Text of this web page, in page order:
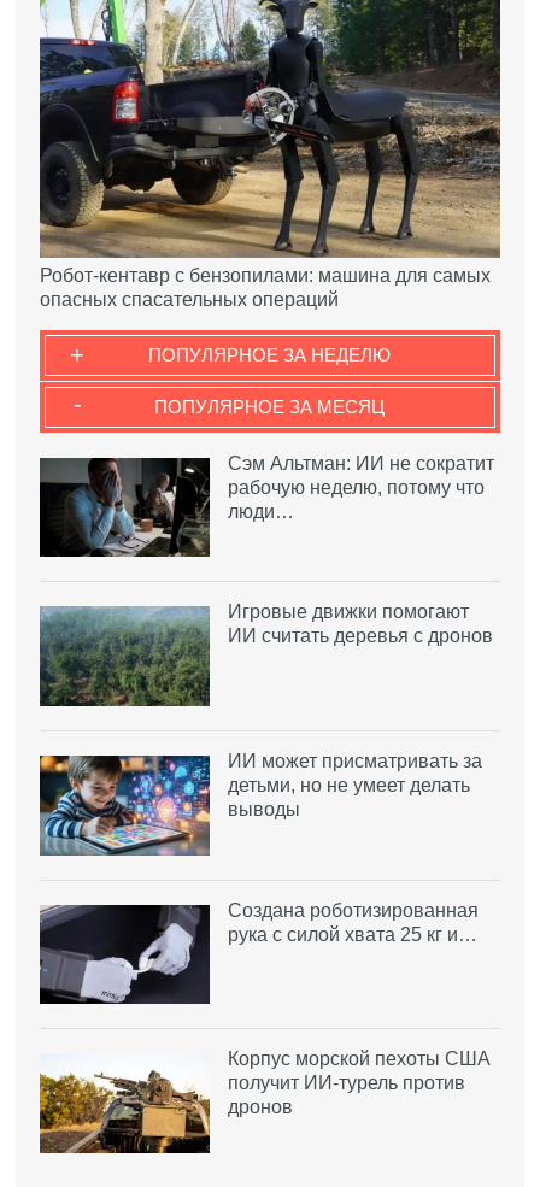
Робот-кентавр с бензопилами: машина для самых
опасных спасательных операций
ПОПУЛЯРНОЕ ЗА НЕДЕЛЮ
+
ПОПУЛЯРНОЕ ЗА МЕСЯЦ
-
Сэм Альтман: ИИ не сократит
рабочую неделю, потому что
люди…
Игровые движки помогают
ИИ считать деревья с дронов
ИИ может присматривать за
детьми, но не умеет делать
выводы
Создана роботизированная
рука с силой хвата 25 кг и…
Корпус морской пехоты США
получит ИИ-турель против
дронов